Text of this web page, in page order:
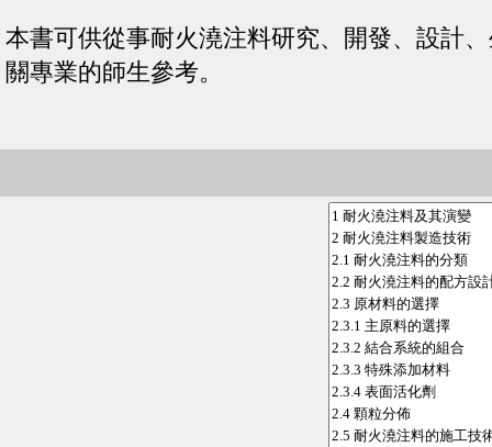
本書可供從事耐火澆注料研究、開發、設計
關專業的師生參考。